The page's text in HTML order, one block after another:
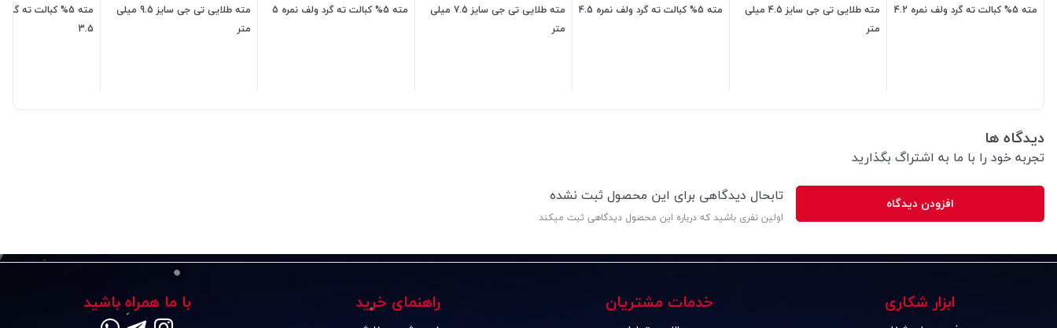
مته 5% کبالت ته گرد ولف نمره 4.2
مته طلایی تی جی سایز 4.5 میلی
متر
مته 5% کبالت ته گرد ولف نمره 4.5
مته طلایی تی جی سایز 7.5 میلی
متر
مته 5% کبالت ته گرد ولف نمره 5
مته طلایی تی جی سایز 9.5 میلی
متر
مته 5% کبالت ته
3.5
دیدگاه ها
تجربه خود را با ما به اشتراگ بگذارید
افزودن دیدگاه تابحال دیدگاهی برای این محصول ثبت نشده
اولین نفری باشید که درباره این محصول دیدگاهی ثبت میکند
ابزار شکاری خدمات مشتریان راهنمای خرید با ما همراه باشید